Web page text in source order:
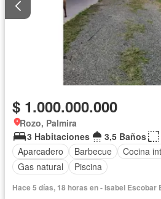
$ 1.000.000.000
Rozo, Palmira
3 Habitaciones
3,5 Baños
Aparcadero
Barbecue Cocina
Gas natural
Piscina
Hace 5 días, 18 horas en - Isabel Escobar